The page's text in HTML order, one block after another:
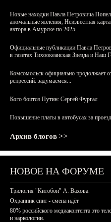
Новые находки Павла Петровича
аномальные явления, Неизвестная
автора в Амурске по 2025
Официальные публикации Павла
в газетах Тихоокеанская Звезда и Наш
Комсомольск официально продолжает
репрессий: задумаемся...
Кого боится Путин: Сергей Фургал
Повышение платы в автобусах за
Архив блогов >>
НОВОЕ НА ФОРУМЕ
Трилогия "Китобои" А. Вахова.
Охранник спит - смена идёт
80% российского медиаконтента это
и наркологии.